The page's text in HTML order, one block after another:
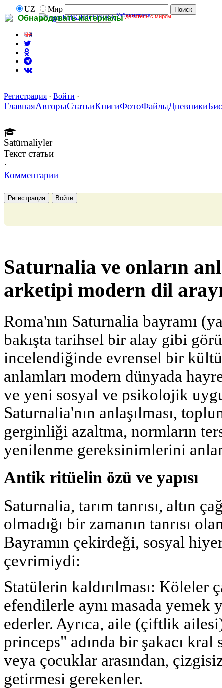
Обнародовать материалы делитесь с миром!
UZ
Мир
БИБЛИОТЕКАУзбекистана
Регистрация · Войти ·
ГлавнаяАвторыСтатьиКнигиФотоФайлыДневники
Satürnaliyler
Текст статьи
·
Комментарии
Регистрация Войти
Saturnalia ve onların
arketipi modern dil
Roma'nın Saturnalia bayramı
bakışta tarihsel bir alay gibi
incelendiğinde evrensel bir
anlamları modern dünyada
ve yeni sosyal ve psikolojik
Saturnalia'nın anlaşılması,
gerginliği azaltma, normların
yenilenme gereksinimlerini
Antik ritüelin özü ve yapısı
Saturnalia, tarım tanrısı, altın
olmadığı bir zamanın tanrısı
Bayramın çekirdeği, sosyal
çevrimiydi:
Statülerin kaldırılması: Köleler
efendilerle aynı masada yemek
ederler. Ayrıca, aile (çiftlik
princeps" adında bir şakacı
veya çocuklar arasından,
getirmesi gerekenler.